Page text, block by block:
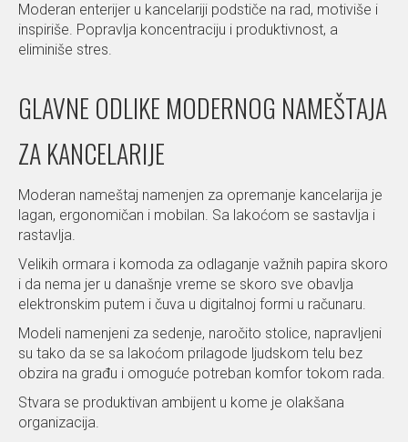
Moderan enterijer u kancelariji podstiče na rad, motiviše i
inspiriše. Popravlja koncentraciju i produktivnost, a
eliminiše stres.
GLAVNE ODLIKE MODERNOG NAMEŠTAJA
ZA KANCELARIJE
Moderan nameštaj namenjen za opremanje kancelarija je
lagan, ergonomičan i mobilan. Sa lakoćom se sastavlja i
rastavlja.
Velikih ormara i komoda za odlaganje važnih papira skoro
i da nema jer u današnje vreme se skoro sve obavlja
elektronskim putem i čuva u digitalnoj formi u računaru.
Modeli namenjeni za sedenje, naročito stolice, napravljeni
su tako da se sa lakoćom prilagode ljudskom telu bez
obzira na građu i omoguće potreban komfor tokom rada.
Stvara se produktivan ambijent u kome je olakšana
organizacija.